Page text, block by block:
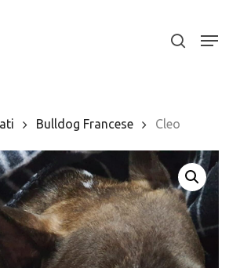
search
Menu
Bulldog Francese Cleo
Close